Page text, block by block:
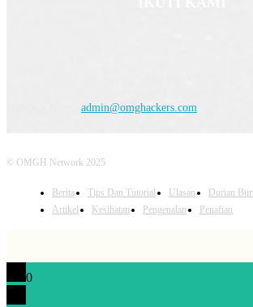
admin@omghackers.com
© OMGH Network 2025
Berita Tips Dan Tutorial Ulasan Durian
Artikel
Kesihatan Pengenalan Penafian
0